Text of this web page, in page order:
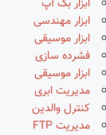
ابزار بک آپ
ابزار مهندسی
ابزار موسیقی
فشرده سازی
ابزار موسیقی
مدیریت ابری
کنترل والدین
مدیریت FTP